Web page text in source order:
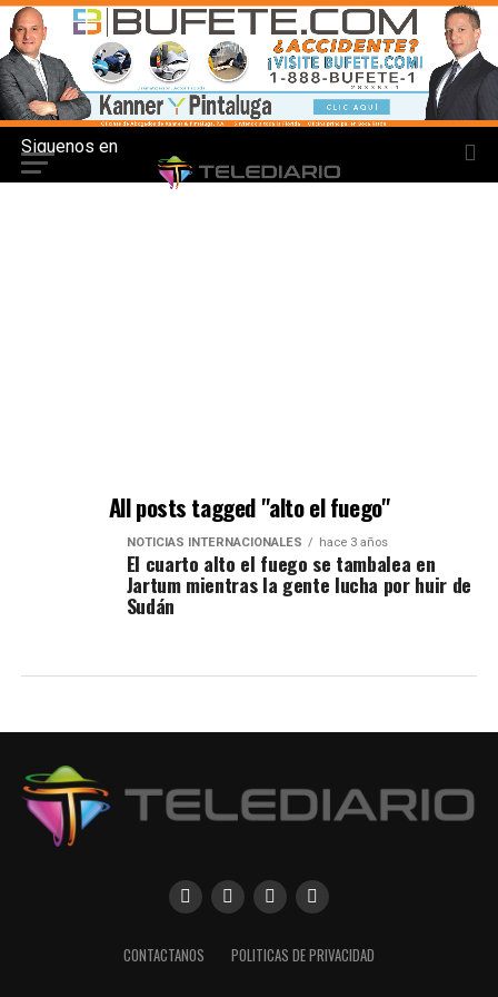
Siguenos en
All posts tagged "alto el fuego"
NOTICIAS INTERNACIONALES hace 3 años
El cuarto alto el fuego se tambalea en
Jartum mientras la gente lucha por huir de
Sudán
CONTACTANOS POLITICAS DE PRIVACIDAD